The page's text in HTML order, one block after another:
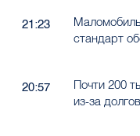
21:23
стандарт
20:57
Почти 200
из-за